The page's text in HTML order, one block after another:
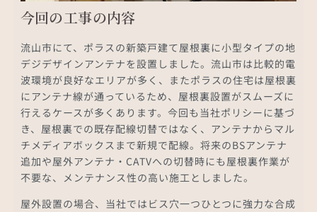
今回の工事の内容
流山市にて、ポラスの新築戸建て屋根裏に小型タイプの地
デジデザインアンテナを設置しました。流山市は比較的電
波環境が良好なエリアが多く、またポラスの住宅は屋根裏
にアンテナ線が通っているため、屋根裏設置がスムーズに
行えるケースが多くあります。今回も当社ポリシーに基づ
き、屋根裏での既存配線切替ではなく、アンテナからマル
チメディアボックスまで新規で配線。将来のBSアンテナ
追加や屋外アンテナ・CATVへの切替時にも屋根裏作業が
不要な、メンテナンス性の高い施工としました。
屋外設置の場合、当社ではビス穴一つひとつに強力な合成